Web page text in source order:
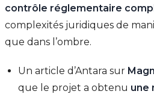
contrôle réglementaire
complexités juridiques de
que dans l’ombre.
Un article d’Antara sur
que le projet a obtenu une